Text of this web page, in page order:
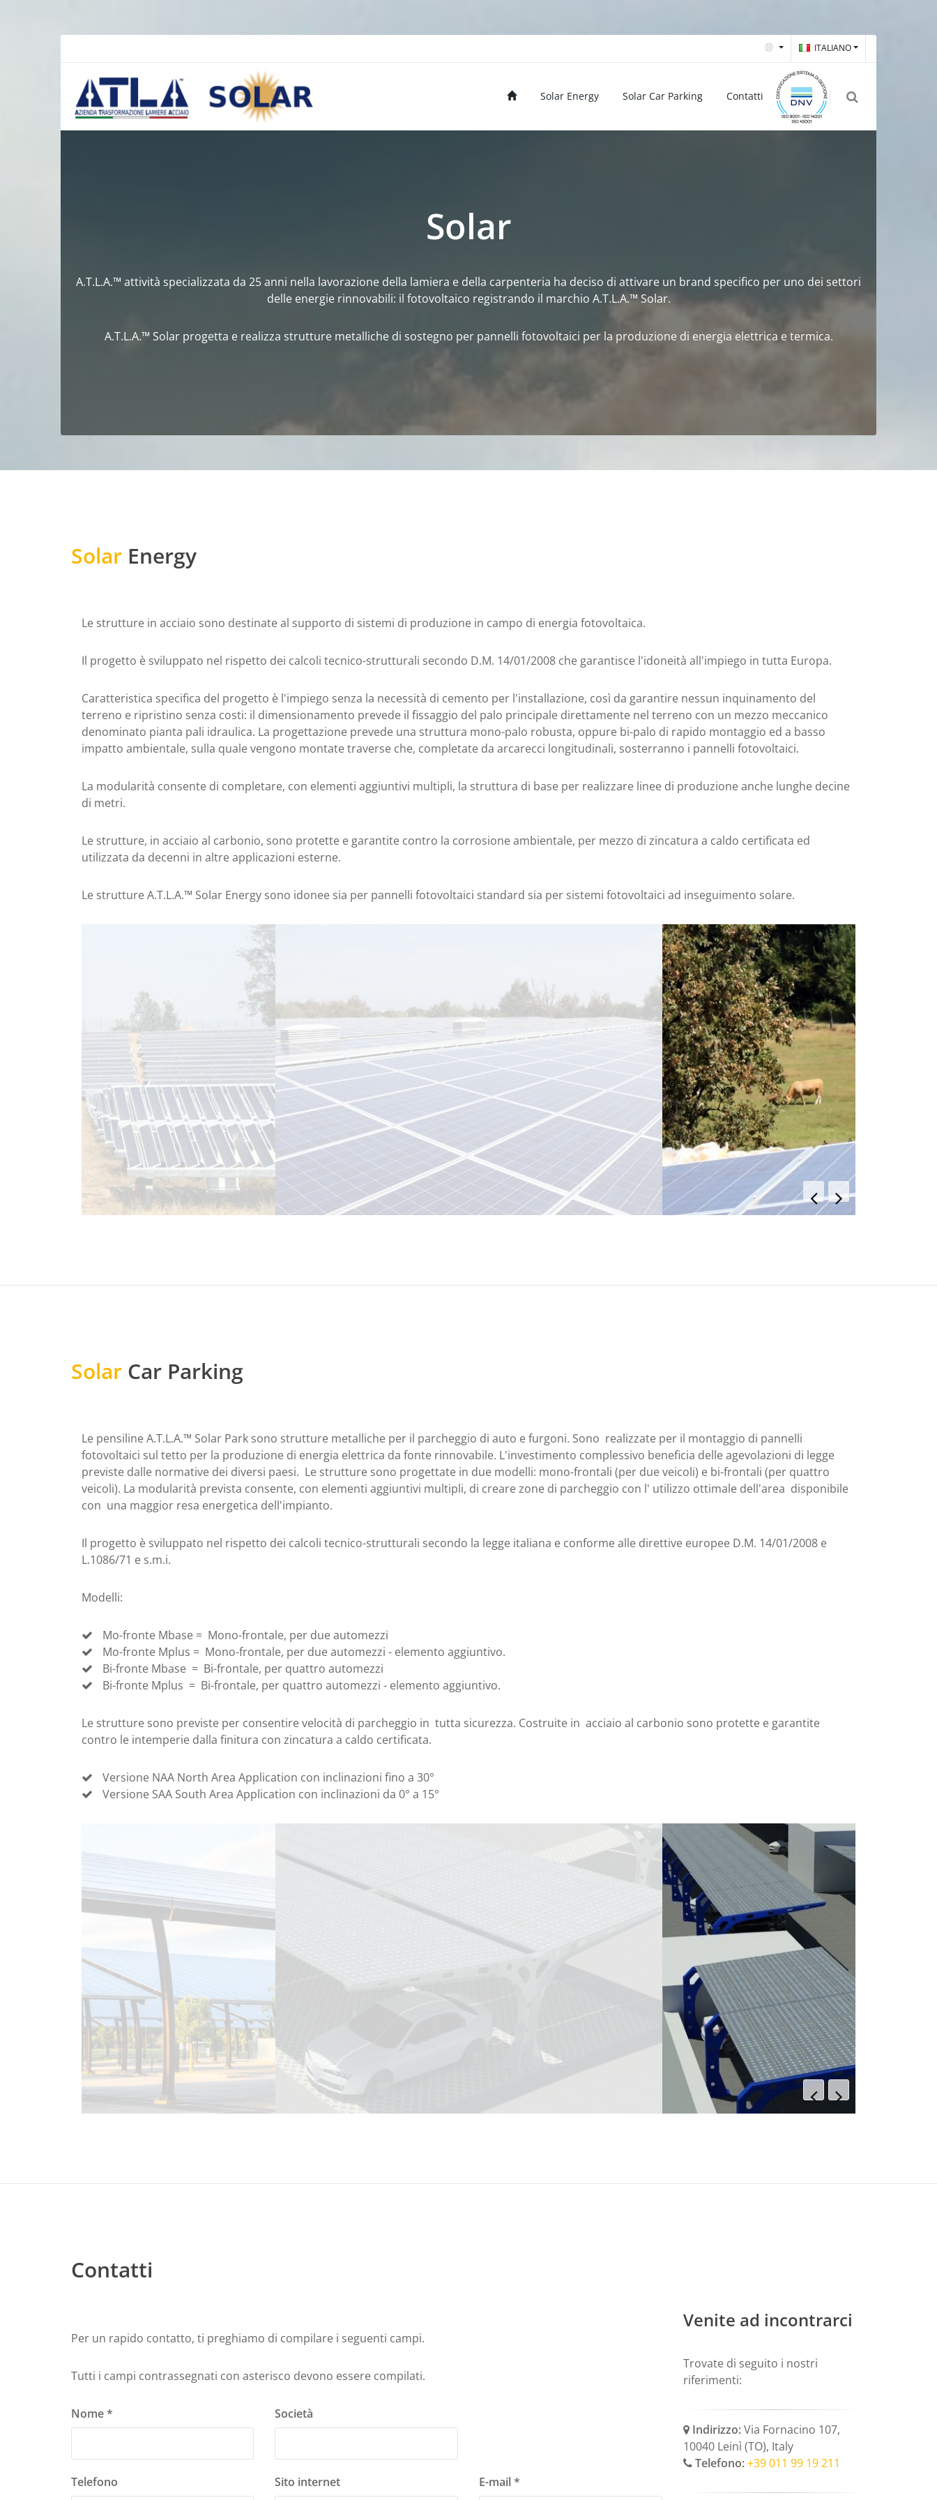
ITALIANO
Solar Energy Solar Car Parking Contatti
Solar
A.T.L.A.™ attività specializzata da 25 anni nella lavorazione della lamiera e della carpenteria ha deciso di attivare un brand specifico per uno dei settori
delle energie rinnovabili: il fotovoltaico registrando il marchio A.T.L.A.™ Solar.
A.T.L.A.™ Solar progetta e realizza strutture metalliche di sostegno per pannelli fotovoltaici per la produzione di energia elettrica e termica.
Solar Energy
Le strutture in acciaio sono destinate al supporto di sistemi di produzione in campo di energia fotovoltaica.
Il progetto è sviluppato nel rispetto dei calcoli tecnico-strutturali secondo D.M. 14/01/2008 che garantisce l'idoneità all'impiego in tutta Europa.
Caratteristica specifica del progetto è l'impiego senza la necessità di cemento per l'installazione, così da garantire nessun inquinamento del
terreno e ripristino senza costi: il dimensionamento prevede il fissaggio del palo principale direttamente nel terreno con un mezzo meccanico
denominato pianta pali idraulica. La progettazione prevede una struttura mono-palo robusta, oppure bi-palo di rapido montaggio ed a basso
impatto ambientale, sulla quale vengono montate traverse che, completate da arcarecci longitudinali, sosterranno i pannelli fotovoltaici.
La modularità consente di completare, con elementi aggiuntivi multipli, la struttura di base per realizzare linee di produzione anche lunghe decine
di metri.
Le strutture, in acciaio al carbonio, sono protette e garantite contro la corrosione ambientale, per mezzo di zincatura a caldo certificata ed
utilizzata da decenni in altre applicazioni esterne.
Le strutture A.T.L.A.™ Solar Energy sono idonee sia per pannelli fotovoltaici standard sia per sistemi fotovoltaici ad inseguimento solare.
Solar Car Parking
Le pensiline A.T.L.A.™ Solar Park sono strutture metalliche per il parcheggio di auto e furgoni. Sono realizzate per il montaggio di pannelli
fotovoltaici sul tetto per la produzione di energia elettrica da fonte rinnovabile. L'investimento complessivo beneficia delle agevolazioni di legge
previste dalle normative dei diversi paesi. Le strutture sono progettate in due modelli: mono-frontali (per due veicoli) e bi-frontali (per quattro
veicoli). La modularità prevista consente, con elementi aggiuntivi multipli, di creare zone di parcheggio con l' utilizzo ottimale dell'area disponibile
con una maggior resa energetica dell'impianto.
Il progetto è sviluppato nel rispetto dei calcoli tecnico-strutturali secondo la legge italiana e conforme alle direttive europee D.M. 14/01/2008 e
L.1086/71 e s.m.i.
Modelli:
Mo-fronte Mbase = Mono-frontale, per due automezzi
Mo-fronte Mplus = Mono-frontale, per due automezzi - elemento aggiuntivo.
Bi-fronte Mbase = Bi-frontale, per quattro automezzi
Bi-fronte Mplus = Bi-frontale, per quattro automezzi - elemento aggiuntivo.
Le strutture sono previste per consentire velocità di parcheggio in tutta sicurezza. Costruite in acciaio al carbonio sono protette e garantite
contro le intemperie dalla finitura con zincatura a caldo certificata.
Versione NAA North Area Application con inclinazioni fino a 30°
Versione SAA South Area Application con inclinazioni da 0° a 15°
Contatti
Per un rapido contatto, ti preghiamo di compilare i seguenti campi.
Tutti i campi contrassegnati con asterisco devono essere compilati.
Nome * Società
Telefono Sito internet E-mail *
Venite ad incontrarci
Trovate di seguito i nostri
riferimenti:
Indirizzo:Via Fornacino 107,
10040 Leinì (TO), Italy
Telefono: +39 011 99 19 211